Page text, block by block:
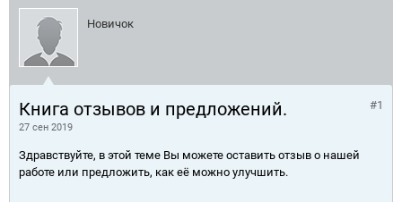
Новичок
Книга отзывов и предложений.
27 сен 2019
#1
Здравствуйте, в этой теме Вы можете оставить отзыв о нашей
работе или предложить, как её можно улучшить.